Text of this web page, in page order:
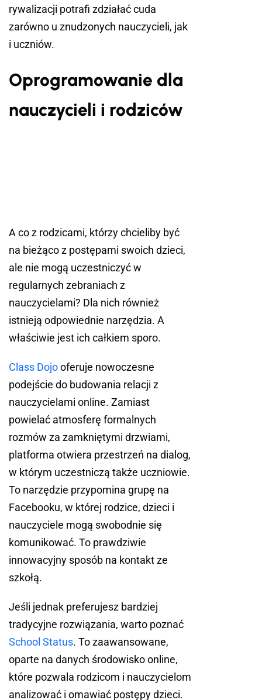
rywalizacji potrafi zdziałać cuda
zarówno u znudzonych nauczycieli, jak
i uczniów.
Oprogramowanie dla
nauczycieli i rodziców
A co z rodzicami, którzy chcieliby być
na bieżąco z postępami swoich dzieci,
ale nie mogą uczestniczyć w
regularnych zebraniach z
nauczycielami? Dla nich również
istnieją odpowiednie narzędzia. A
właściwie jest ich całkiem sporo.
Class Dojooferuje nowoczesne
podejście do budowania relacji z
nauczycielami online. Zamiast
powielać atmosferę formalnych
rozmów za zamkniętymi drzwiami,
platforma otwiera przestrzeń na dialog,
w którym uczestniczą także uczniowie.
To narzędzie przypomina grupę na
Facebooku, w której rodzice, dzieci i
nauczyciele mogą swobodnie się
komunikować. To prawdziwie
innowacyjny sposób na kontakt ze
szkołą.
Jeśli jednak preferujesz bardziej
tradycyjne rozwiązania, warto poznać
School Status. To zaawansowane,
oparte na danych środowisko online,
które pozwala rodzicom i nauczycielom
analizować i omawiać postępy dzieci.